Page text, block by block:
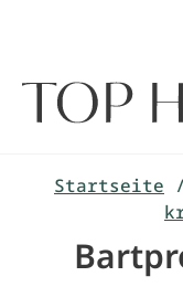
Startseite /